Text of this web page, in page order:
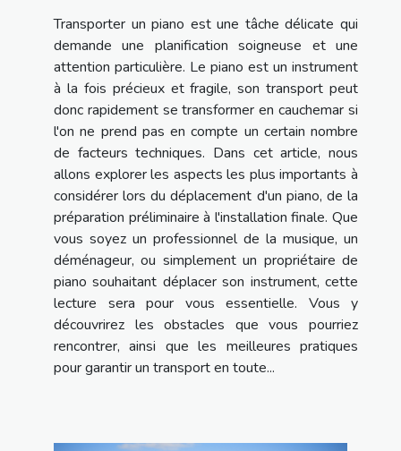
Transporter un piano est une tâche délicate qui
demande une planification soigneuse et une
attention particulière. Le piano est un instrument
à la fois précieux et fragile, son transport peut
donc rapidement se transformer en cauchemar si
l'on ne prend pas en compte un certain nombre
de facteurs techniques. Dans cet article, nous
allons explorer les aspects les plus importants à
considérer lors du déplacement d'un piano, de la
préparation préliminaire à l'installation finale. Que
vous soyez un professionnel de la musique, un
déménageur, ou simplement un propriétaire de
piano souhaitant déplacer son instrument, cette
lecture sera pour vous essentielle. Vous y
découvrirez les obstacles que vous pourriez
rencontrer, ainsi que les meilleures pratiques
pour garantir un transport en toute...